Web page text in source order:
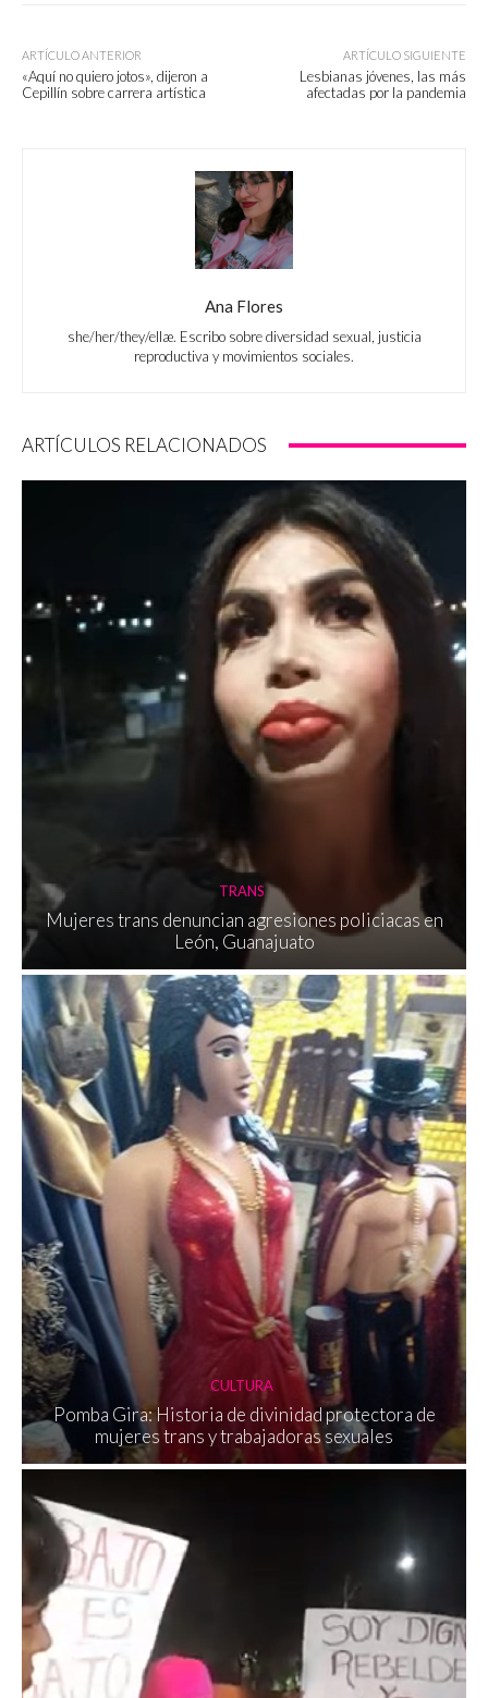
ARTÍCULO ANTERIOR
«Aquí no quiero jotos», dijeron a
Cepillín sobre carrera artística
ARTÍCULO SIGUIENTE
Lesbianas jóvenes, las más
afectadas por la pandemia
Ana Flores
she/her/they/ellæ. Escribo sobre diversidad sexual, justicia
reproductiva y movimientos sociales.
ARTÍCULOS RELACIONADOS
TRANS
Mujeres trans denuncian agresiones policiacas en
León, Guanajuato
CULTURA
Pomba Gira: Historia de divinidad protectora de
mujeres trans y trabajadoras sexuales